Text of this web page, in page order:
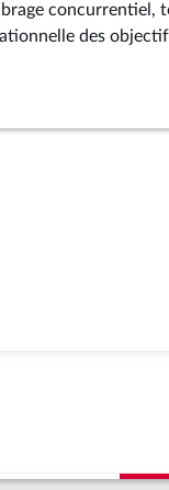
concurrentiel,
des